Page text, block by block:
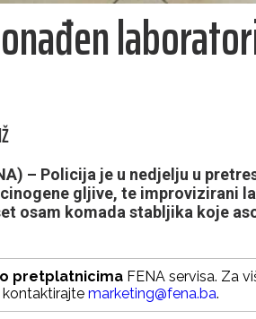
– Policija je u nedjelju u
gljive, te improvizirani
osam komada stabljika koje
pretplatnicima FENA servisa. Za
marketing@fena.ba.